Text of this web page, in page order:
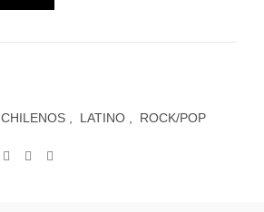
CHILENOS LATINO ROCK/POP